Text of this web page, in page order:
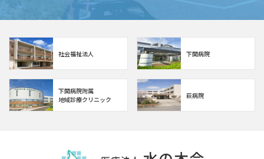
社会福祉法人 下関病院
下関病院附属
地域診療クリニック
萩病院